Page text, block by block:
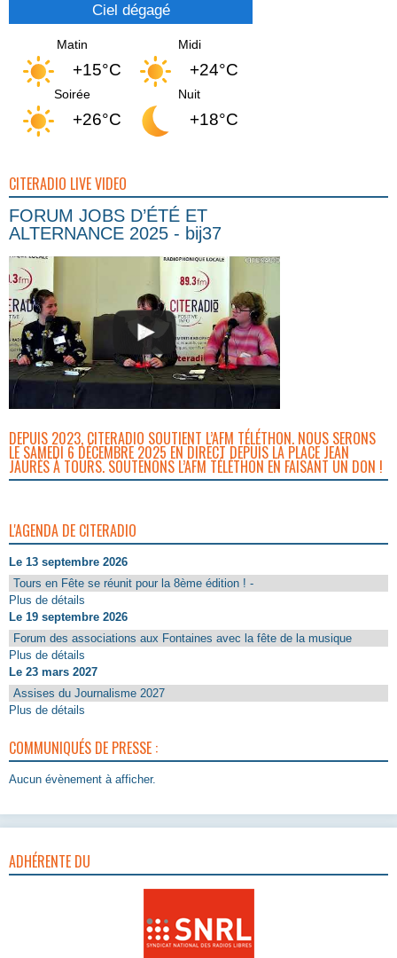
Ciel dégagé
Matin
+15°C
Midi
+24°C
Soirée
+26°C
Nuit
+18°C
CITERADIO LIVE VIDEO
FORUM JOBS D’ÉTÉ ET
ALTERNANCE 2025 - bij37
DEPUIS 2023, CITERADIO SOUTIENT L’AFM TÉLÉTHON. NOUS SERONS
LE SAMEDI 6 DÉCEMBRE 2025 EN DIRECT DEPUIS LA PLACE JEAN
JAURÈS À TOURS. SOUTENONS L’AFM TÉLÉTHON EN FAISANT UN DON !
L'AGENDA DE CITERADIO
Le 13 septembre 2026
Tours en Fête se réunit pour la 8ème édition ! -
Plus de détails
Le 19 septembre 2026
Forum des associations aux Fontaines avec la fête de la musique
Plus de détails
Le 23 mars 2027
Assises du Journalisme 2027
Plus de détails
COMMUNIQUÉS DE PRESSE :
Aucun évènement à afficher.
ADHÉRENTE DU